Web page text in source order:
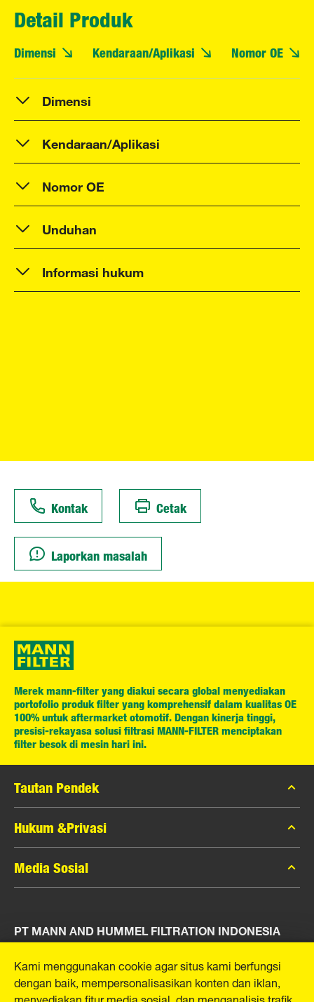
Detail Produk
Dimensi Kendaraan/Aplikasi Nomor OE
Dimensi
Kendaraan/Aplikasi
Nomor OE
Unduhan
Informasi hukum
Kontak Cetak
Laporkan masalah
Merek mann-filter yang diakui secara global menyediakan
portofolio produk filter yang komprehensif dalam kualitas OE
100% untuk aftermarket otomotif. Dengan kinerja tinggi,
presisi-rekayasa solusi filtrasi MANN-FILTER menciptakan
filter besok di mesin hari ini.
Tautan Pendek
Katalog MANN-FILTER
Pencari MANN-FILTER
Peras
Hukum &Privasi
Privasi Data
Pemberitahuan Hukum
Media Sosial
Instagram
YouTube
PT MANN AND HUMMEL FILTRATION INDONESIA
Puri Indah Financial Tower, Unit 107
Jl. Puri Lingkar Dalam, RT01/RW02
Kembangan Selatan
Kami menggunakan cookie agar situs kami berfungsi
dengan baik, mempersonalisasikan konten dan iklan,